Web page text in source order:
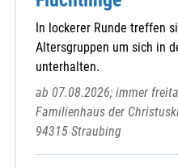
Unterauerbach
Wackersdorf
Weihern
Wernberg-Köblitz
Winklarn -Thanstein -
In lockerer Runde treffen
Altersgruppen um sich in
unterhalten.
ab 07.08.2026; immer
Familienhaus der
94315 Straubing